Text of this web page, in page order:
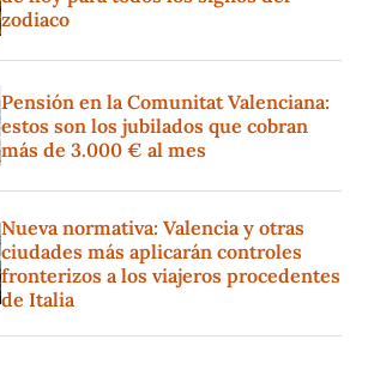
zodiaco
Pensión en la Comunitat Valenciana:
estos son los jubilados que cobran
más de 3.000 € al mes
Nueva normativa: Valencia y otras
ciudades más aplicarán controles
fronterizos a los viajeros procedentes
de Italia